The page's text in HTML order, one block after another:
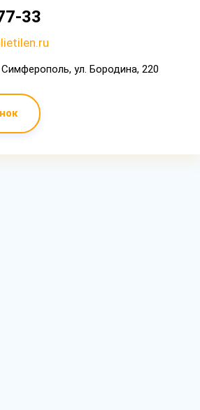
33
ул. Бородина, 220